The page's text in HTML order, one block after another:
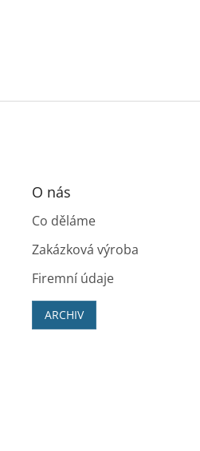
O nás
Co děláme
Zakázková výroba
Firemní údaje
ARCHIV